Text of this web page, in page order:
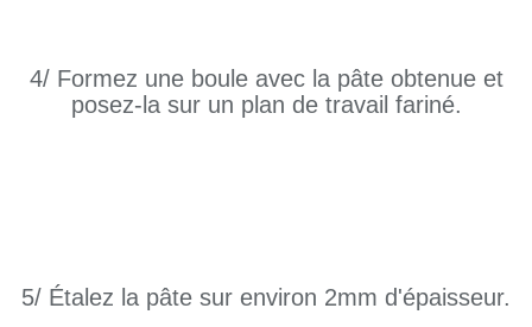
4/ Formez une boule avec la pâte obtenue et
posez-la sur un plan de travail fariné.
5/ Étalez la pâte sur environ 2mm d'épaisseur.